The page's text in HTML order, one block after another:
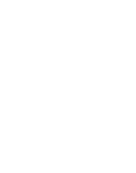
4-305
6753-0948
し、必須項目を
ませんので、ご